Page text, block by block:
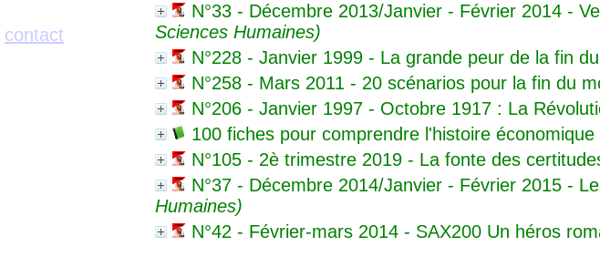
N°33 - Décembre 2013/Janvier - Février 2014 -
Sciences Humaines)
N°228 - Janvier 1999 - La grande peur de la fin
N°258 - Mars 2011 - 20 scénarios pour la fin du
N°206 - Janvier 1997 - Octobre 1917 : La
100 fiches pour comprendre l'histoire
N°105 - 2è trimestre 2019 - La fonte des
N°37 - Décembre 2014/Janvier - Février 2015 -
Humaines)
N°42 - Février-mars 2014 - SAX200 Un héros
contact